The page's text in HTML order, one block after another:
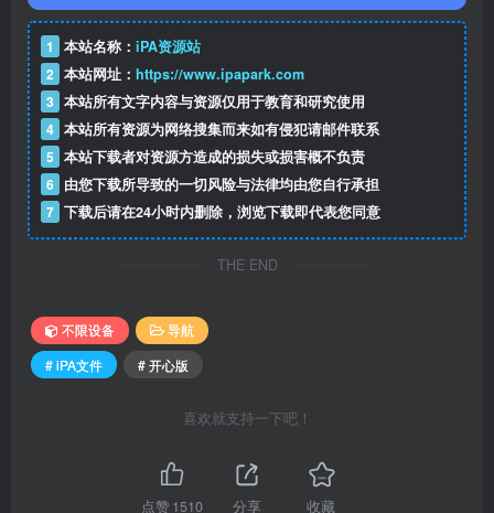
1 本站名称： iPA资源站
2 本站网址： https://www.ipapark.com
3 本站所有文字内容与资源仅用于教育和研究使用
4 本站所有资源为网络搜集而来如有侵犯请邮件联系
5 本站下载者对资源方造成的损失或损害概不负责
6 由您下载所导致的一切风险与法律均由您自行承担
7 下载后请在24小时内删除，浏览下载即代表您同意
THE END
不限设备
导航
# iPA文件
# 开心版
喜欢就支持一下吧！
点赞1510 分享 收藏